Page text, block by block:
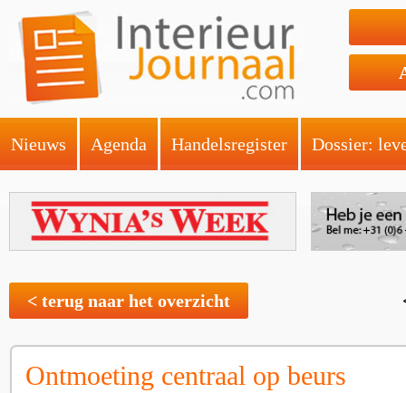
Nieuws Agenda Handelsregister Dossier:
< terug naar het overzicht
Ontmoeting centraal op beurs